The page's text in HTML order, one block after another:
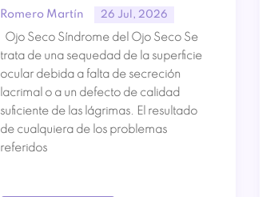
Romero Martín 26 Jul, 2026
Ojo Seco Síndrome del Ojo Seco Se
trata de una sequedad de la superficie
ocular debida a falta de secreción
lacrimal o a un defecto de calidad
suficiente de las lágrimas. El resultado
de cualquiera de los problemas
referidos